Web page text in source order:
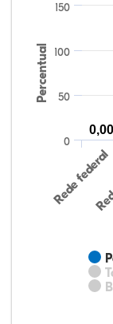
Percentual
Rede federal
0
50
100
150